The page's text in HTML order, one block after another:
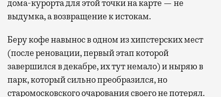
дома-курорта для этой точки на карте — не
выдумка, а возвращение к истокам.
Беру кофе навынос в одном из хипстерских мест
(после реновации, первый этап которой
завершился в декабре, их тут немало) и ныряю в
парк, который сильно преобразился, но
старомосковского очарования своего не потерял.